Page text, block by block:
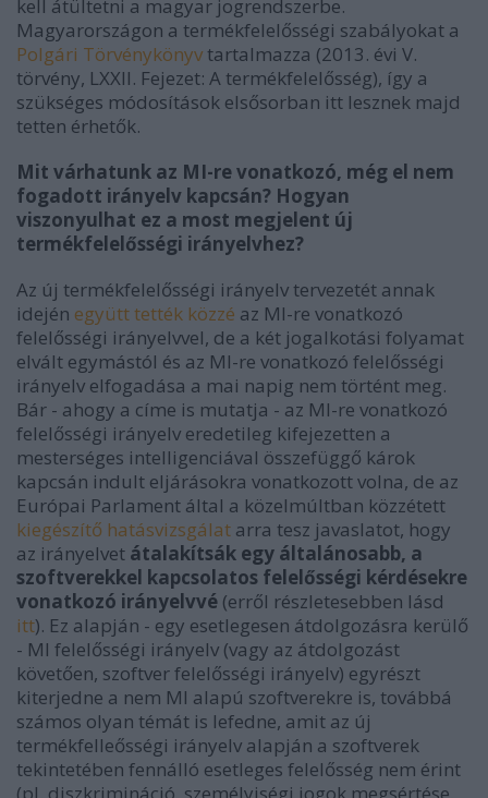
kell átültetni a magyar jogrendszerbe.
Magyarországon a termékfelelősségi szabályokat a
Polgári Törvénykönyv tartalmazza (2013. évi V.
törvény, LXXII. Fejezet: A termékfelelősség), így a
szükséges módosítások elsősorban itt lesznek majd
tetten érhetők.
Mit várhatunk az MI-re vonatkozó, még el nem
fogadott irányelv kapcsán? Hogyan
viszonyulhat ez a most megjelent új
termékfelelősségi irányelvhez?
Az új termékfelelősségi irányelv tervezetét annak
idején együtt tették közzé az MI-re vonatkozó
felelősségi irányelvvel, de a két jogalkotási folyamat
elvált egymástól és az MI-re vonatkozó felelősségi
irányelv elfogadása a mai napig nem történt meg.
Bár - ahogy a címe is mutatja - az MI-re vonatkozó
felelősségi irányelv eredetileg kifejezetten a
mesterséges intelligenciával összefüggő károk
kapcsán indult eljárásokra vonatkozott volna, de az
Európai Parlament által a közelmúltban közzétett
kiegészítő hatásvizsgálat arra tesz javaslatot, hogy
az irányelvet átalakítsák egy általánosabb, a
szoftverekkel kapcsolatos felelősségi kérdésekre
vonatkozó irányelvvé (erről részletesebben lásd
itt). Ez alapján - egy esetlegesen átdolgozásra kerülő
- MI felelősségi irányelv (vagy az átdolgozást
követően, szoftver felelősségi irányelv) egyrészt
kiterjedne a nem MI alapú szoftverekre is, továbbá
számos olyan témát is lefedne, amit az új
termékfelleősségi irányelv alapján a szoftverek
tekintetében fennálló esetleges felelősség nem érint